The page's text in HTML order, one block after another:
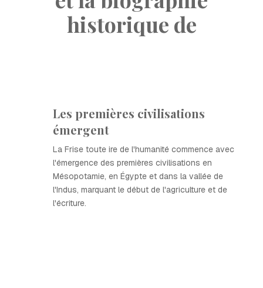
historique de
Les premières civilisations
émergent
La Frise toute ire de l'humanité commence avec
l'émergence des premières civilisations en
Mésopotamie, en Égypte et dans la vallée de
l'Indus, marquant le début de l'agriculture et de
l'écriture.